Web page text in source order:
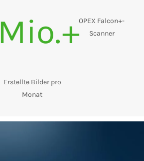
Mio.+
Erstellte Bilder pro
Monat
OPEX Falcon+-
Scanner